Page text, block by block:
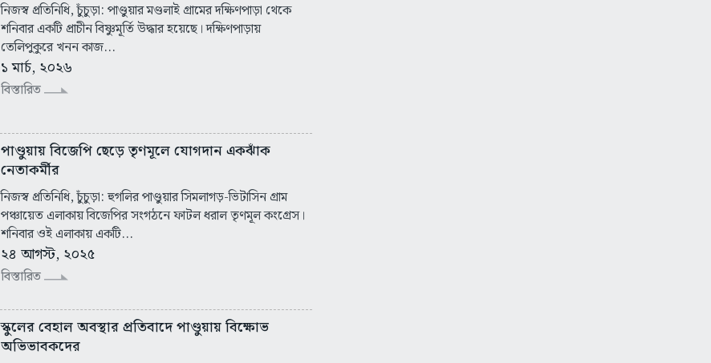
নিজস্ব প্রতিনিধি, চুঁচুড়া: পাণ্ডুয়ার মণ্ডলাই গ্রামের দক্ষিণপাড়া থেকে
শনিবার একটি প্রাচীন বিষ্ণুমূর্তি উদ্ধার হয়েছে। দক্ষিণপাড়ায়
তেলিপুকুরে খনন কাজ...
১ মার্চ, ২০২৬
বিস্তারিত
পাণ্ডুয়ায় বিজেপি ছেড়ে তৃণমূলে যোগদান একঝাঁক
নেতাকর্মীর
নিজস্ব প্রতিনিধি, চুঁচুড়া: হুগলির পাণ্ডুয়ার সিমলাগড়-ভিটাসিন গ্রাম
পঞ্চায়েত এলাকায় বিজেপির সংগঠনে ফাটল ধরাল তৃণমূল কংগ্রেস।
শনিবার ওই এলাকায় একটি...
২৪ আগস্ট, ২০২৫
বিস্তারিত
স্কুলের বেহাল অবস্থার প্রতিবাদে পাণ্ডুয়ায় বিক্ষোভ
অভিভাবকদের